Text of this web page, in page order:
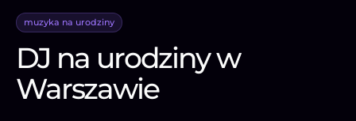
muzyka na urodziny
DJ na urodziny w
Warszawie